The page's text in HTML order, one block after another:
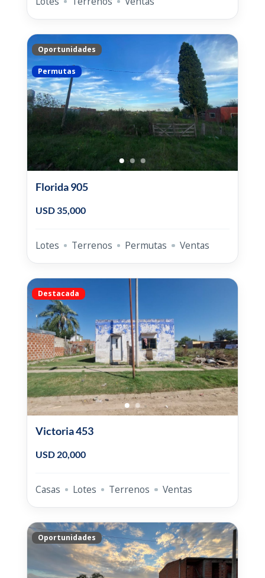
Oportunidades
Permutas
Florida 905
USD 35,000
Lotes Terrenos Permutas Ventas
Destacada
Victoria 453
USD 20,000
Casas Lotes Terrenos Ventas
Oportunidades